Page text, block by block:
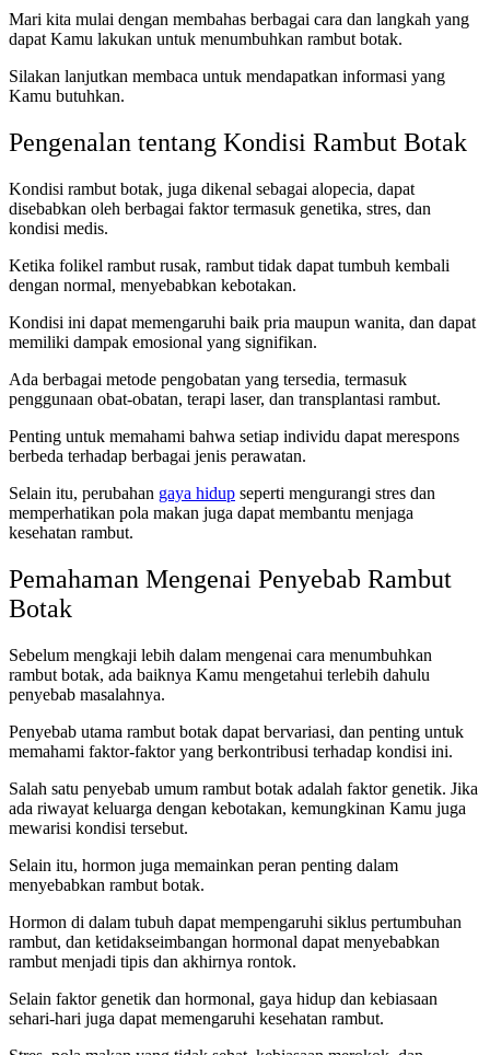
Mari kita mulai dengan membahas berbagai cara dan langkah yang
dapat Kamu lakukan untuk menumbuhkan rambut botak.
Silakan lanjutkan membaca untuk mendapatkan informasi yang
Kamu butuhkan.
Pengenalan tentang Kondisi Rambut Botak
Kondisi rambut botak, juga dikenal sebagai alopecia, dapat
disebabkan oleh berbagai faktor termasuk genetika, stres, dan
kondisi medis.
Ketika folikel rambut rusak, rambut tidak dapat tumbuh kembali
dengan normal, menyebabkan kebotakan.
Kondisi ini dapat memengaruhi baik pria maupun wanita, dan dapat
memiliki dampak emosional yang signifikan.
Ada berbagai metode pengobatan yang tersedia, termasuk
penggunaan obat-obatan, terapi laser, dan transplantasi rambut.
Penting untuk memahami bahwa setiap individu dapat merespons
berbeda terhadap berbagai jenis perawatan.
Selain itu, perubahan gaya hidup seperti mengurangi stres dan
memperhatikan pola makan juga dapat membantu menjaga
kesehatan rambut.
Pemahaman Mengenai Penyebab Rambut
Botak
Sebelum mengkaji lebih dalam mengenai cara menumbuhkan
rambut botak, ada baiknya Kamu mengetahui terlebih dahulu
penyebab masalahnya.
Penyebab utama rambut botak dapat bervariasi, dan penting untuk
memahami faktor-faktor yang berkontribusi terhadap kondisi ini.
Salah satu penyebab umum rambut botak adalah faktor genetik. Jika
ada riwayat keluarga dengan kebotakan, kemungkinan Kamu juga
mewarisi kondisi tersebut.
Selain itu, hormon juga memainkan peran penting dalam
menyebabkan rambut botak.
Hormon di dalam tubuh dapat mempengaruhi siklus pertumbuhan
rambut, dan ketidakseimbangan hormonal dapat menyebabkan
rambut menjadi tipis dan akhirnya rontok.
Selain faktor genetik dan hormonal, gaya hidup dan kebiasaan
sehari-hari juga dapat memengaruhi kesehatan rambut.